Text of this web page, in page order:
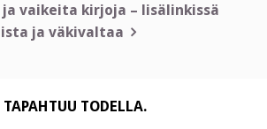
vaikeita kirjoja – lisälinkissä
ja väkivaltaa
TODELLA.